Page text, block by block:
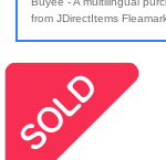
from JDirectItems